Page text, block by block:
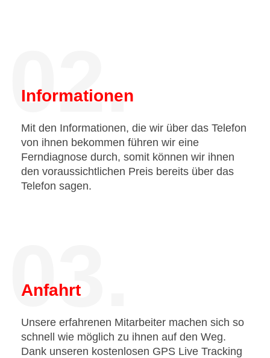
02.
Informationen
Mit den Informationen, die wir über das Telefon
von ihnen bekommen führen wir eine
Ferndiagnose durch, somit können wir ihnen
den voraussichtlichen Preis bereits über das
Telefon sagen.
03.
Anfahrt
Unsere erfahrenen Mitarbeiter machen sich so
schnell wie möglich zu ihnen auf den Weg.
Dank unseren kostenlosen GPS Live Tracking